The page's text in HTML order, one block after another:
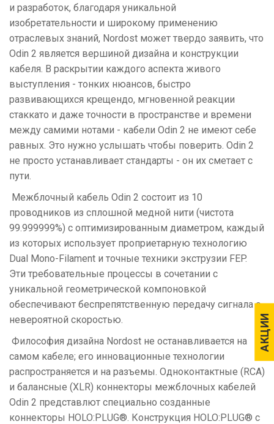
АКЦИИ
АКЦИИ
и разработок, благодаря уникальной
изобретательности и широкому применению
отраслевых знаний, Nordost может твердо заявить, что
Odin 2 является вершиной дизайна и конструкции
кабеля. В раскрытии каждого аспекта живого
выступления - тонких нюансов, быстро
развивающихся крещендо, мгновенной реакции
стаккато и даже точности в пространстве и времени
между самими нотами - кабели Odin 2 не имеют себе
равных. Это нужно услышать чтобы поверить. Odin 2
не просто устанавливает стандарты - он их сметает с
пути.
Межблочный кабель Odin 2 состоит из 10
проводников из сплошной медной нити (чистота
99.999999%) с оптимизированным диаметром, каждый
из которых использует проприетарную технологию
Dual Mono-Filament и точные техники экструзии FEP.
Эти требовательные процессы в сочетании с
уникальной геометрической компоновкой
обеспечивают беспрепятственную передачу сигнала с
невероятной скоростью.
Философия дизайна Nordost не останавливается на
самом кабеле; его инновационные технологии
распространяется и на разъемы. Одноконтактные (RCA)
и балансные (XLR) коннекторы межблочных кабелей
Odin 2 представлют специально созданные
коннекторы HOLO:PLUG®. Конструкция HOLO:PLUG® с